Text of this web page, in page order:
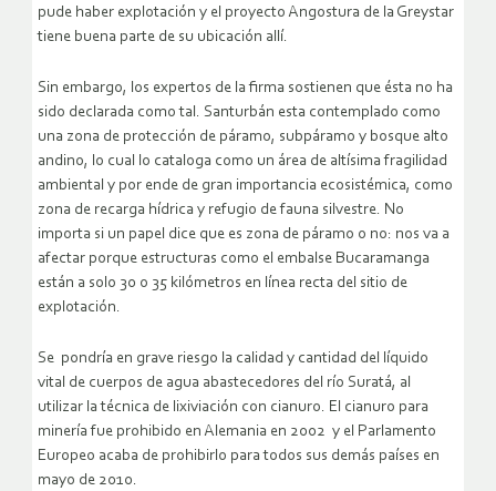
pude haber explotación y el proyecto Angostura de la Greystar
tiene buena parte de su ubicación allí.
Sin embargo, los expertos de la firma sostienen que ésta no ha
sido declarada como tal. Santurbán esta contemplado como
una zona de protección de páramo, subpáramo y bosque alto
andino, lo cual lo cataloga como un área de altísima fragilidad
ambiental y por ende de gran importancia ecosistémica, como
zona de recarga hídrica y refugio de fauna silvestre. No
importa si un papel dice que es zona de páramo o no: nos va a
afectar porque estructuras como el embalse Bucaramanga
están a solo 30 o 35 kilómetros en línea recta del sitio de
explotación.
Se pondría en grave riesgo la calidad y cantidad del líquido
vital de cuerpos de agua abastecedores del río Suratá, al
utilizar la técnica de lixiviación con cianuro. El cianuro para
minería fue prohibido en Alemania en 2002 y el Parlamento
Europeo acaba de prohibirlo para todos sus demás países en
mayo de 2010.